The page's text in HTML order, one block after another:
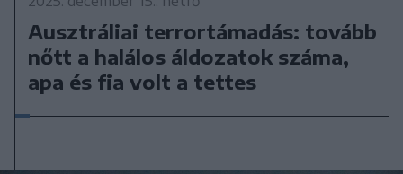
Ausztráliai terrortámadás: tovább
nőtt a halálos áldozatok száma,
apa és fia volt a tettes